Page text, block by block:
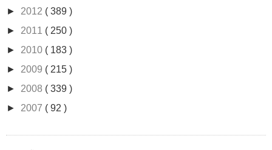
► 2012 ( 389 )
► 2011 ( 250 )
► 2010 ( 183 )
► 2009 ( 215 )
► 2008 ( 339 )
► 2007 ( 92 )